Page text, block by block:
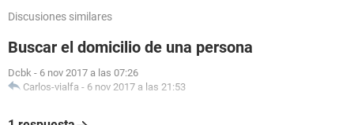
Discusiones similares
Buscar el domicilio de una persona
Dcbk - 6 nov 2017 a las 07:26
Carlos-vialfa - 6 nov 2017 a las 21:53